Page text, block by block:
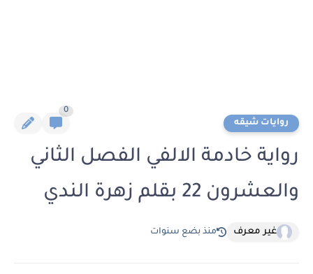
روايات شيقه
0
رواية خادمة الالفي الفصل الثاني
والعشرون 22 بقلم زهرة الندي
غير معرف منذ بضع سنوات